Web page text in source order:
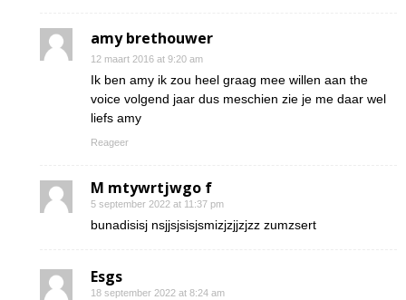
amy brethouwer
12 maart 2016 at 9:20 am
Ik ben amy ik zou heel graag mee willen aan the
voice volgend jaar dus meschien zie je me daar wel
liefs amy
Reageer
M mtywrtjwgo f
5 september 2022 at 11:37 pm
bunadisisj nsjjsjsisjsmizjzjjzjzz zumzsert
Esgs
18 september 2022 at 8:24 am